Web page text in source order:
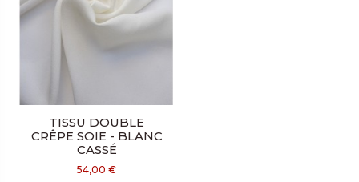
TISSU DOUBLE
CRÊPE SOIE - BLANC
CASSÉ
54,00 €